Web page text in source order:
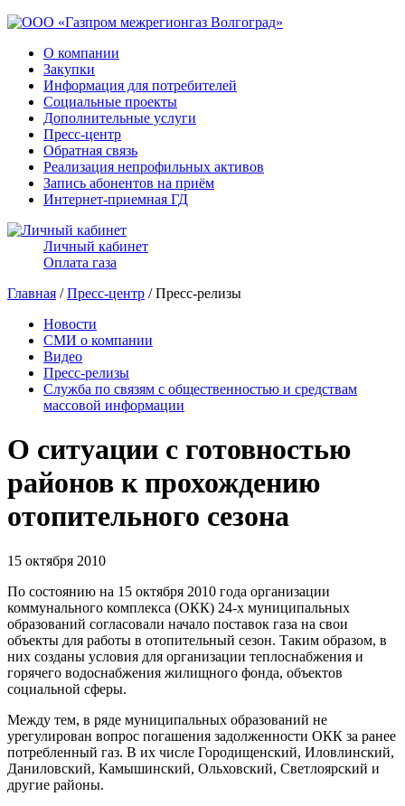
О компании
Закупки
Информация для потребителей
Социальные проекты
Дополнительные услуги
Пресс-центр
Обратная связь
Реализация непрофильных активов
Запись абонентов на приём
Интернет-приемная ГД
Личный кабинет
Оплата газа
Главная /Пресс-центр / Пресс-релизы
Новости
СМИ о компании
Видео
Пресс-релизы
Служба по связям с общественностью и средствам
массовой информации
О ситуации с готовностью
районов к прохождению
отопительного сезона
15 октября 2010
По состоянию на 15 октября 2010 года организации
коммунального комплекса (ОКК) 24-х муниципальных
образований согласовали начало поставок газа на свои
объекты для работы в отопительный сезон. Таким образом, в
них созданы условия для организации теплоснабжения и
горячего водоснабжения жилищного фонда, объектов
социальной сферы.
Между тем, в ряде муниципальных образований не
урегулирован вопрос погашения задолженности ОКК за ранее
потребленный газ. В их числе Городищенский, Иловлинский,
Даниловский, Камышинский, Ольховский, Светлоярский и
другие районы.